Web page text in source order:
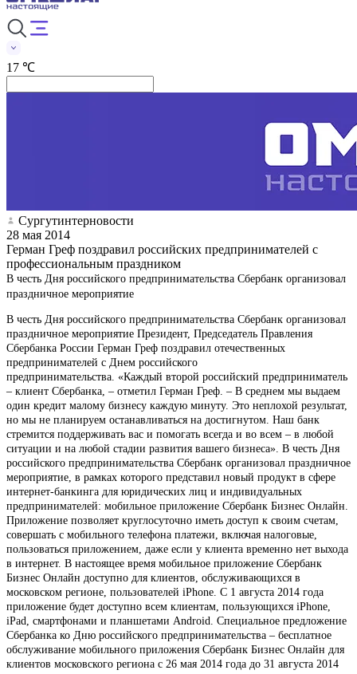
17 ℃
Сургутинтерновости
28 мая 2014
Герман Греф поздравил российских предпринимателей с
профессиональным праздником
В честь Дня российского предпринимательства Сбербанк организовал
праздничное мероприятие
В честь Дня российского предпринимательства Сбербанк организовал
праздничное мероприятие Президент, Председатель Правления
Сбербанка России Герман Греф поздравил отечественных
предпринимателей с Днем российского
предпринимательства. «Каждый второй российский предприниматель
– клиент Сбербанка, – отметил Герман Греф. – В среднем мы выдаем
один кредит малому бизнесу каждую минуту. Это неплохой результат,
но мы не планируем останавливаться на достигнутом. Наш банк
стремится поддерживать вас и помогать всегда и во всем – в любой
ситуации и на любой стадии развития вашего бизнеса». В честь Дня
российского предпринимательства Сбербанк организовал праздничное
мероприятие, в рамках которого представил новый продукт в сфере
интернет-банкинга для юридических лиц и индивидуальных
предпринимателей: мобильное приложение Сбербанк Бизнес Онлайн.
Приложение позволяет круглосуточно иметь доступ к своим счетам,
совершать с мобильного телефона платежи, включая налоговые,
пользоваться приложением, даже если у клиента временно нет выхода
в интернет. В настоящее время мобильное приложение Сбербанк
Бизнес Онлайн доступно для клиентов, обслуживающихся в
московском регионе, пользователей iPhone. С 1 августа 2014 года
приложение будет доступно всем клиентам, пользующихся iPhone,
iPad, смартфонами и планшетами Android. Специальное предложение
Сбербанка ко Дню российского предпринимательства – бесплатное
обслуживание мобильного приложения Сбербанк Бизнес Онлайн для
клиентов московского региона с 26 мая 2014 года до 31 августа 2014